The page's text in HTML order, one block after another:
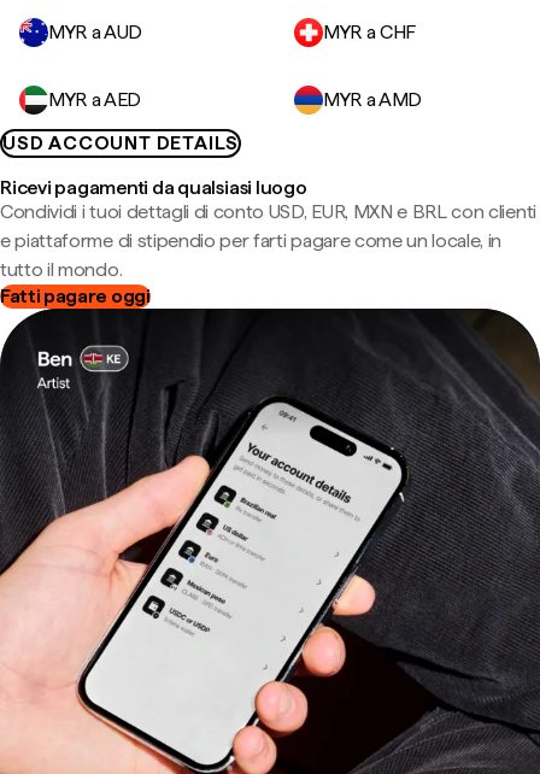
MYR a AUD MYR a CHF
MYR a AED
MYR a AMD
USD ACCOUNT DETAILS
Ricevi pagamenti da qualsiasi luogo
Condividi i tuoi dettagli di conto USD, EUR, MXN e BRL con clienti
e piattaforme di stipendio per farti pagare come un locale, in
tutto il mondo.
Fatti pagare oggi